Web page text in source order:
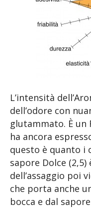
L’intensità
dell’odore con
glutammato. È
ha ancora
questo è quanto i
sapore Dolce
dell’assaggio poi
che porta anche
bocca e dal